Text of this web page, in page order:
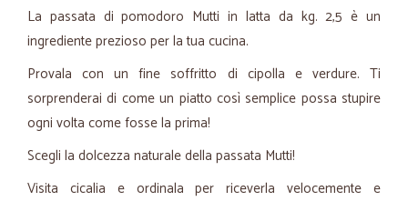
La passata di pomodoro Mutti in latta da kg. 2,5 è un
ingrediente prezioso per la tua cucina.
Provala con un fine soffritto di cipolla e verdure. Ti
sorprenderai di come un piatto così semplice possa stupire
ogni volta come fosse la prima!
Scegli la dolcezza naturale della passata Mutti!
Visita cicalia e ordinala per riceverla velocemente e